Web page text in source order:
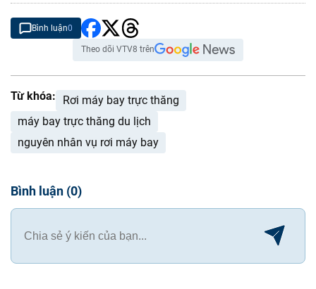
Bình luận0
Theo dõi VTV8 trên
Từ khóa:
Rơi máy bay trực thăng
máy bay trực thăng du lịch
nguyên nhân vụ rơi máy bay
Bình luận (0)